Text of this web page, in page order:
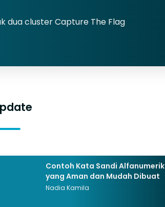
dua cluster Capture The Flag
Contoh Kata Sandi Alfanumerik
yang Aman dan Mudah Dibuat
Nadia Kamila